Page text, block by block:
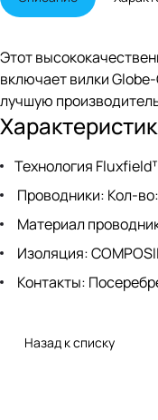
Этот
включает вилки
лучшую
Технология
Проводники: Кол-
Материал
Изоляция:
Контакты:
Назад к списку